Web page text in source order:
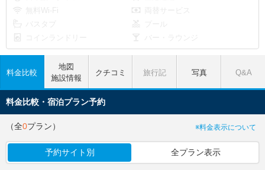
料金比較
地図
施設情報
クチコミ 旅行記 写真 Q&A
料金比較・宿泊プラン予約
（全0プラン） ※料金表示について
予約サイト別 全プラン表示